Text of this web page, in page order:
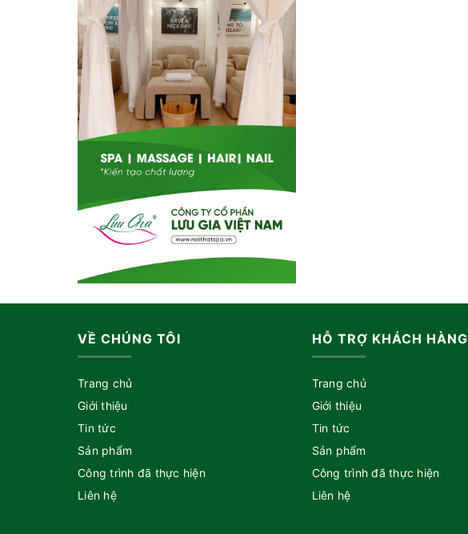
VỀ CHÚNG TÔI
Trang chủ
Giới thiệu
Tin tức
Sản phẩm
Công trình đã thực hiện
Liên hệ
HỖ TRỢ KHÁCH HÀNG
Trang chủ
Giới thiệu
Tin tức
Sản phẩm
Công trình đã thực hiện
Liên hệ